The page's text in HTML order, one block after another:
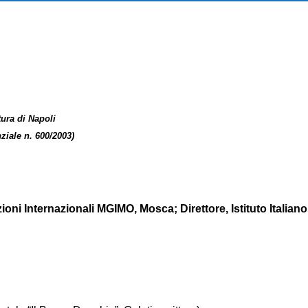
di Napoli
n. 600/2003)
Internazionali MGIMO, Mosca; Direttore, Istituto